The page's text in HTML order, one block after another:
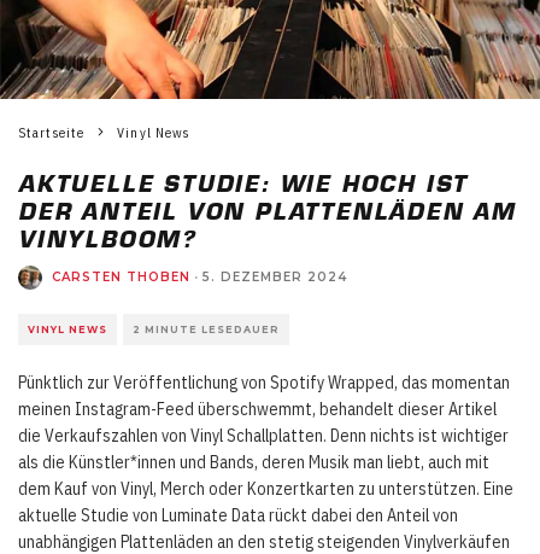
Startseite Vinyl News
AKTUELLE STUDIE: WIE HOCH IST
DER ANTEIL VON PLATTENLÄDEN AM
VINYLBOOM?
CARSTEN THOBEN · 5. DEZEMBER 2024
VINYL NEWS 2 MINUTE LESEDAUER
Pünktlich zur Veröffentlichung von Spotify Wrapped, das momentan
meinen Instagram-Feed überschwemmt, behandelt dieser Artikel
die Verkaufszahlen von Vinyl Schallplatten. Denn nichts ist wichtiger
als die Künstler*innen und Bands, deren Musik man liebt, auch mit
dem Kauf von Vinyl, Merch oder Konzertkarten zu unterstützen. Eine
aktuelle Studie von Luminate Data rückt dabei den Anteil von
unabhängigen Plattenläden an den stetig steigenden Vinylverkäufen